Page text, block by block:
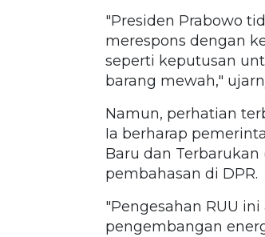
"Presiden Prabowo
merespons dengan
seperti keputusan
barang mewah,"
Namun, perhatian
Ia berharap
Baru dan
pembahasan di DPR.
"Pengesahan RUU
pengembangan